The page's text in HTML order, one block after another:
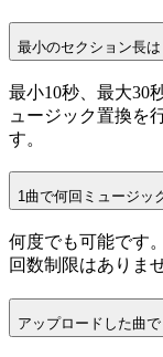
最小のセクション長は
最小10秒、最大30
ュージック置換を
す。
1曲で何回ミュージッ
何度でも可能です
回数制限はありま
アップロードした曲